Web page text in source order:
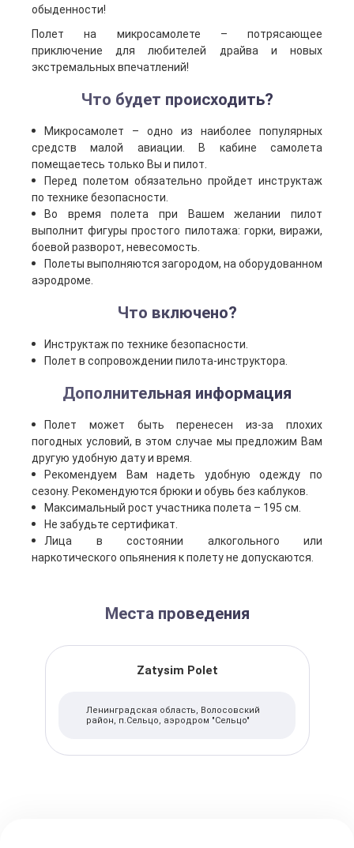
обыденности!
Полет на микросамолете – потрясающее
приключение для любителей драйва и новых
экстремальных впечатлений!
Что будет происходить?
Микросамолет – одно из наиболее популярных
средств малой авиации. В кабине самолета
помещаетесь только Вы и пилот.
Перед полетом обязательно пройдет инструктаж
по технике безопасности.
Во время полета при Вашем желании пилот
выполнит фигуры простого пилотажа: горки, виражи,
боевой разворот, невесомость.
Полеты выполняются загородом, на оборудованном
аэродроме.
Что включено?
Инструктаж по технике безопасности.
Полет в сопровождении пилота-инструктора.
Дополнительная информация
Полет может быть перенесен из-за плохих
погодных условий, в этом случае мы предложим Вам
другую удобную дату и время.
Рекомендуем Вам надеть удобную одежду по
сезону. Рекомендуются брюки и обувь без каблуков.
Максимальный рост участника полета – 195 см.
Не забудьте сертификат.
Лица в состоянии алкогольного или
наркотического опьянения к полету не допускаются.
Места проведения
Zatysim Polet
Ленинградская область, Волосовский
район, п.Сельцо, аэродром "Сельцо"